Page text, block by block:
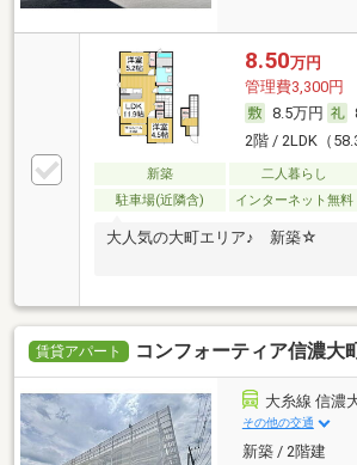
8.50万円
管理費3,300円
8.5万円
2階 / 2LDK（
新築 二人暮らし
駐車場(近隣含)
インターネット無料
大人気の大町エリア♪ 新築☆
賃貸アパート コンフォーティア信濃大
大糸線 信濃
その他の交通
新築 / 2階建